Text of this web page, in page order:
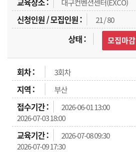
대구컨벤션센터(EXCO)
21 / 80
모집마감
3회차
부산
2026-06-01 13:00
2026-07-03 18:00
2026-07-08 09:30
2026-07-09 17:30